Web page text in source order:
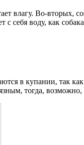
влагу. Во-вторых,
себя воду, как
в купании, так
тогда,